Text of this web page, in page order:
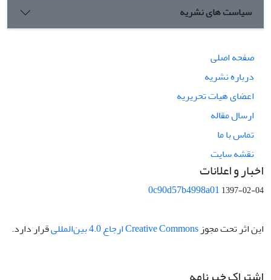
سیاست های نشریه
صفحه اصلی
درباره نشریه
اعضای هیات تحریریه
ارسال مقاله
تماس با ما
نقشه سایت
اخبار و اعلانات
0c90d57b4998a011397-02-04
این اثر تحت مجوز Creative Commons ارجاع 4.0 بین‌المللی قرار دارد.